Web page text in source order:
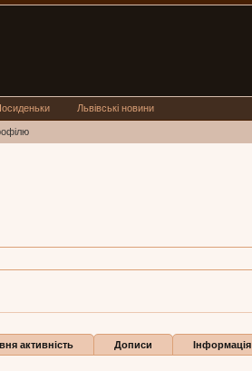
активність Дописи Інформація
Львівські новини